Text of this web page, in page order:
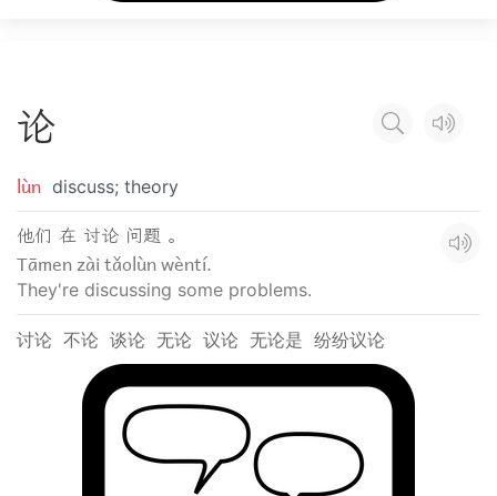
论
lùn discuss; theory
他们 在 讨论 问题 。
Tāmen zài tǎolùn wèntí.
They're discussing some problems.
讨论 不论 谈论 无论 议论 无论是 纷纷议论